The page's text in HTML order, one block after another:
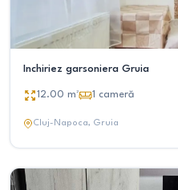
Inchiriez garsoniera Gruia
12.00 m² 1 cameră
Cluj-Napoca, Gruia